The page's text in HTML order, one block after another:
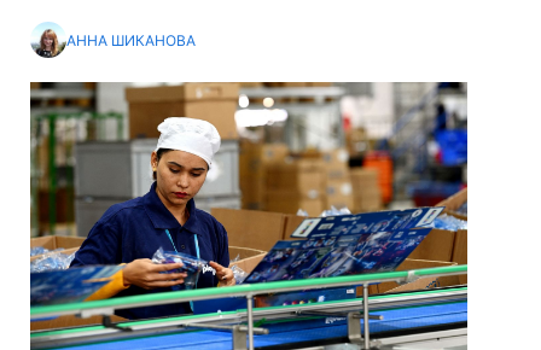
АННА ШИКАНОВА